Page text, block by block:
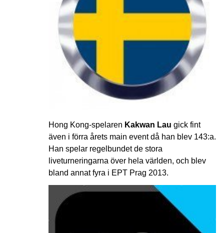
Hong Kong-spelaren Kakwan Lau gick fint
även i förra årets main event då han blev 143:a.
Han spelar regelbundet de stora
liveturneringarna över hela världen, och blev
bland annat fyra i EPT Prag 2013.